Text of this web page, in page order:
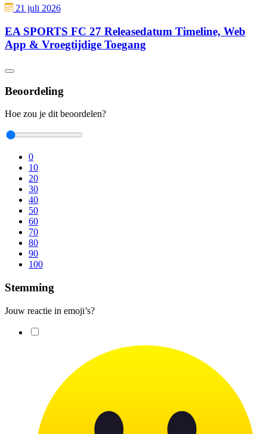
21 juli 2026
EA SPORTS FC 27 Releasedatum Timeline, Web
App & Vroegtijdige Toegang
Beoordeling
Hoe zou je dit beoordelen?
0
10
20
30
40
50
60
70
80
90
100
Stemming
Jouw reactie in emoji’s?